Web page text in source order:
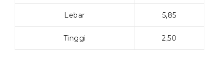
Lebar 5,85
Tinggi 2,50